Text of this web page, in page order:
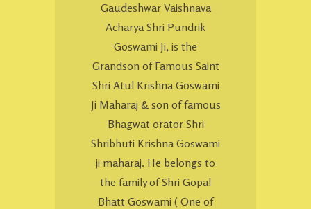
Gaudeshwar Vaishnava
Acharya Shri Pundrik
Goswami Ji, is the
Grandson of Famous Saint
Shri Atul Krishna Goswami
Ji Maharaj & son of famous
Bhagwat orator Shri
Shribhuti Krishna Goswami
ji maharaj. He belongs to
the family of Shri Gopal
Bhatt Goswami ( One of